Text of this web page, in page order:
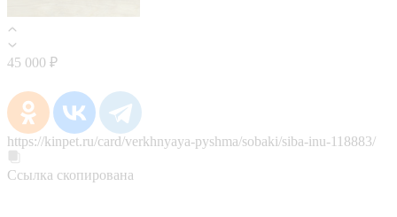
45 000 ₽
https://kinpet.ru/card/verkhnyaya-pyshma/sobaki/siba-inu-118883/
Ссылка скопирована